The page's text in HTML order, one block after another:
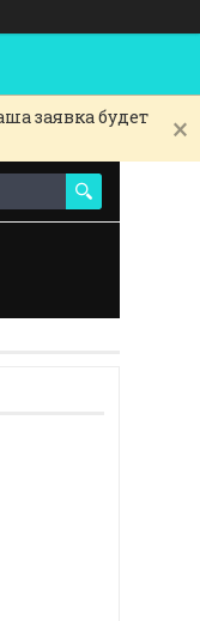
заявка будет